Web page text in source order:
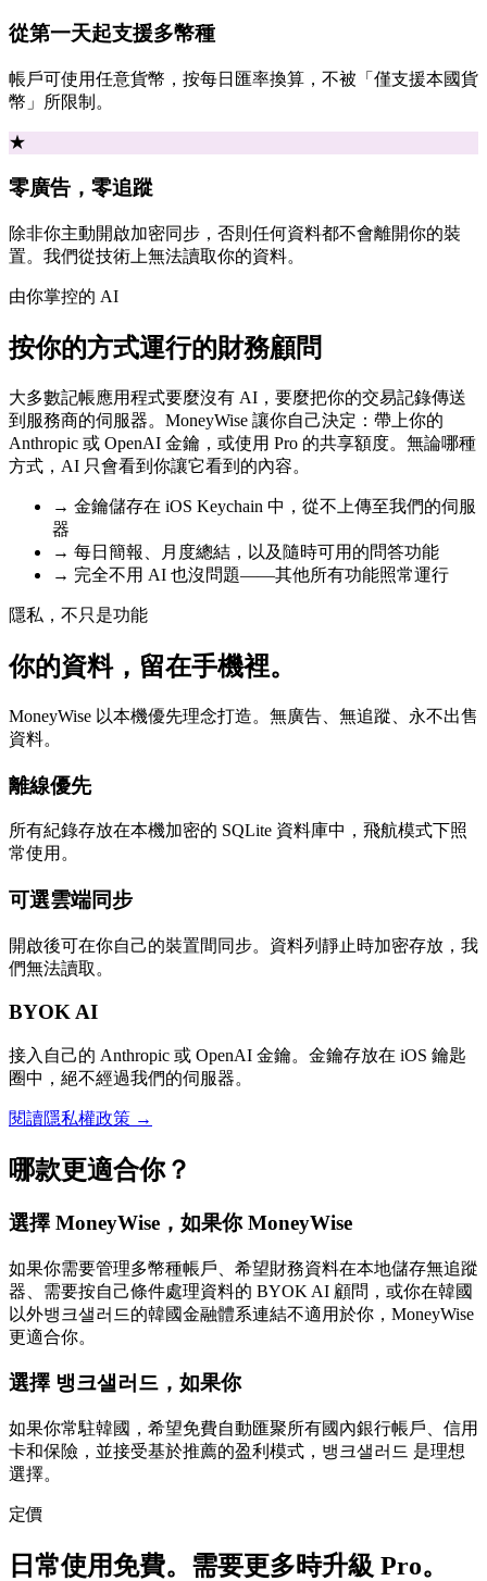
從第一天起支援多幣種
帳戶可使用任意貨幣，按每日匯率換算，不被「僅支援本國貨
幣」所限制。
★
零廣告，零追蹤
除非你主動開啟加密同步，否則任何資料都不會離開你的裝
置。我們從技術上無法讀取你的資料。
由你掌控的 AI
按你的方式運行的財務顧問
大多數記帳應用程式要麼沒有 AI，要麼把你的交易記錄傳送
到服務商的伺服器。MoneyWise 讓你自己決定：帶上你的
Anthropic 或 OpenAI 金鑰，或使用 Pro 的共享額度。無論哪種
方式，AI 只會看到你讓它看到的內容。
→ 金鑰儲存在 iOS Keychain 中，從不上傳至我們的伺服
器
→ 每日簡報、月度總結，以及隨時可用的問答功能
→ 完全不用 AI 也沒問題——其他所有功能照常運行
隱私，不只是功能
你的資料，留在手機裡。
MoneyWise 以本機優先理念打造。無廣告、無追蹤、永不出售
資料。
離線優先
所有紀錄存放在本機加密的 SQLite 資料庫中，飛航模式下照
常使用。
可選雲端同步
開啟後可在你自己的裝置間同步。資料列靜止時加密存放，我
們無法讀取。
BYOK AI
接入自己的 Anthropic 或 OpenAI 金鑰。金鑰存放在 iOS 鑰匙
圈中，絕不經過我們的伺服器。
閱讀隱私權政策 →
哪款更適合你？
選擇 MoneyWise，如果你 MoneyWise
如果你需要管理多幣種帳戶、希望財務資料在本地儲存無追蹤
器、需要按自己條件處理資料的 BYOK AI 顧問，或你在韓國
以外뱅크샐러드的韓國金融體系連結不適用於你，MoneyWise
更適合你。
選擇 뱅크샐러드，如果你
如果你常駐韓國，希望免費自動匯聚所有國內銀行帳戶、信用
卡和保險，並接受基於推薦的盈利模式，뱅크샐러드 是理想
選擇。
定價
日常使用免費。需要更多時升級 Pro。